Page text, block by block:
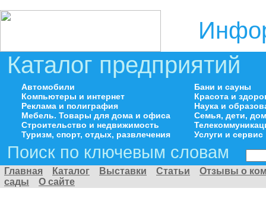
Каталог предприятий
Автомобили
Компьютеры и интернет
Реклама и полиграфия
Мебель. Товары для дома и офиса
Строительство и недвижимость
Туризм, спорт, отдых, развлечения
Бани и сауны
Красота и
Наука и
Семья, дети,
Услуги и сервис
Поиск по ключевым словам
Главная Каталог Выставки Статьи
Отзывы о
сады
О сайте